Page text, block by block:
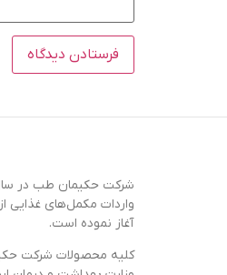
آغاز نموده است.
کلیه محصولات شرکت